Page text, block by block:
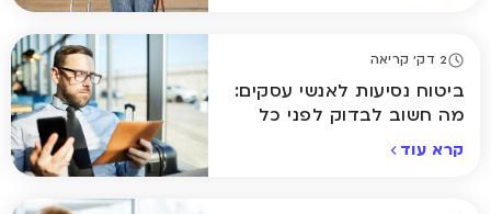
2 דק' קריאה
ביטוח נסיעות לאנשי עסקים:
מה חשוב לבדוק לפני כל
קרא עוד